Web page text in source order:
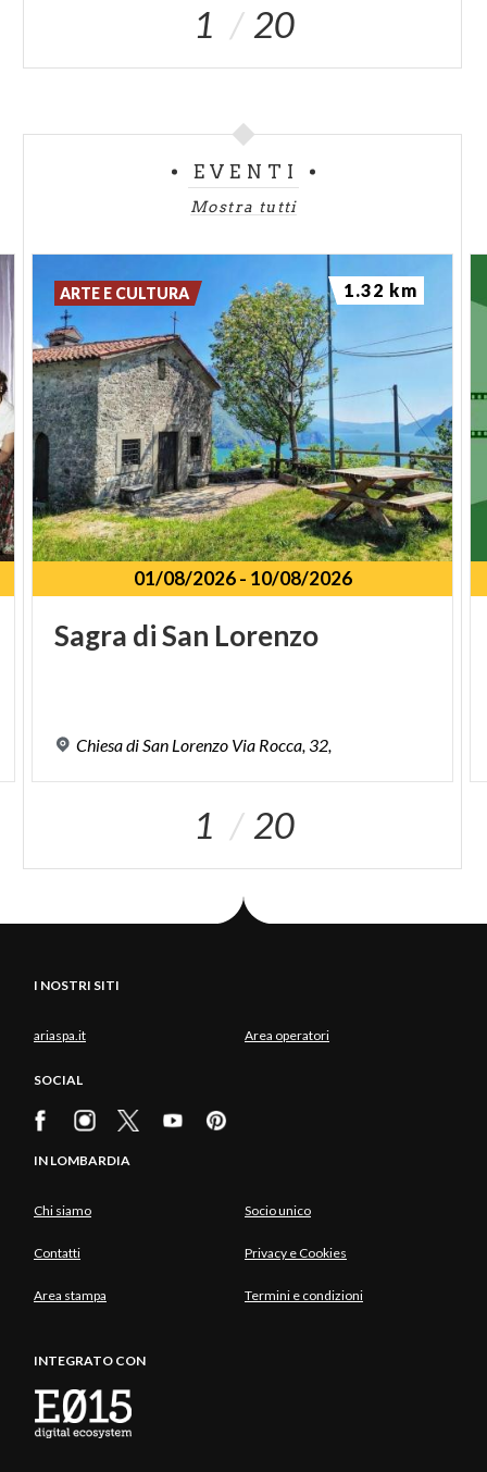
1 20
EVENTI
Mostra tutti
01/08/2026- 10/08/2026
Sagra diSan Lorenzo
ChiesadiSan Lorenzo Via Rocca,32,
ARTE E CULTURA 1.32 km
1 20
I NOSTRI SITI
ariaspa.it Area operatori
SOCIAL
IN LOMBARDIA
Chi siamo Socio unico
Contatti Privacy e Cookies
Area stampa Termini e condizioni
INTEGRATO CON